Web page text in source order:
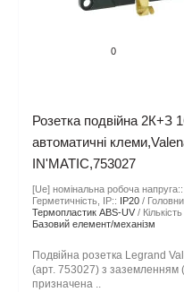
0
Розетка подвійна 2К+З
автоматичні
IN'MATIC,753027
[Ue] номінальна робоча напруга::
Герметичність, IP::
IP20
Термопластик ABS-UV
Базовий елемент/механізм
Подвійна розетка Legrand
(арт. 753027) з заземленням
призначена ..